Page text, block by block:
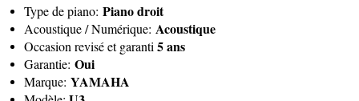
Type de piano: Piano droit
Acoustique / Numérique: Acoustique
Occasion revisé et garanti 5 ans
Garantie: Oui
Marque: YAMAHA